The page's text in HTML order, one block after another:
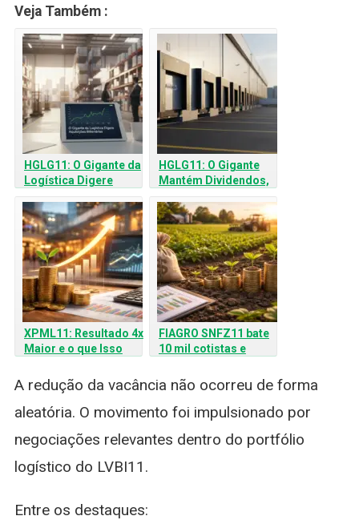
Veja Também :
HGLG11: O Gigante da
Logística Digere
Aquisições Bilionárias
HGLG11: O Gigante
Mantém Dividendos,
mas Liga Alerta de
Vacância
XPML11: Resultado 4x
Maior e o que Isso
FIAGRO SNFZ11 bate
10 mil cotistas e
com 12,55% ao ano
A redução da vacância não ocorreu de forma
aleatória. O movimento foi impulsionado por
negociações relevantes dentro do portfólio
logístico do LVBI11.
Entre os destaques: